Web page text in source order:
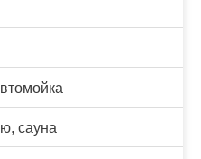
сауна